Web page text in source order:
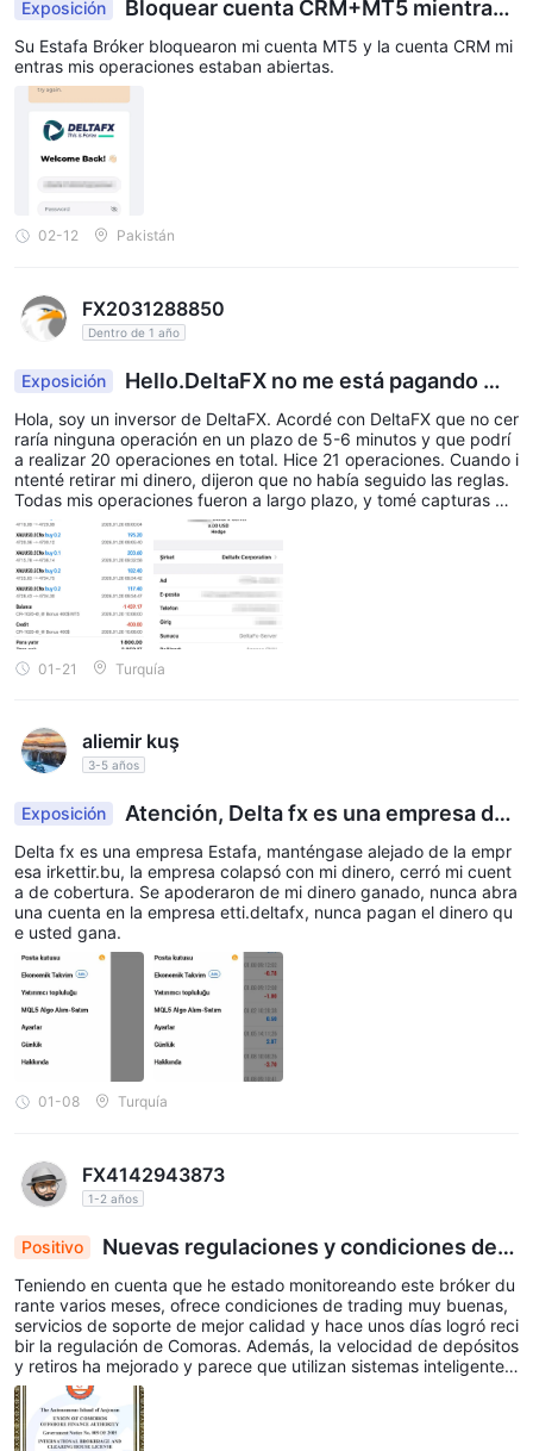
Exposición
Bloquear cuenta CRM+MT5 mientras l
as operaciones estaban activas
Su Estafa Bróker bloquearon mi cuenta MT5 y la cuenta CRM mi
entras mis operaciones estaban abiertas.
02-12 Pakistán
FX2031288850
Dentro de 1 año
Exposición
Hello.DeltaFX no me está pagando mi
dinero.
Hola, soy un inversor de DeltaFX. Acordé con DeltaFX que no cer
raría ninguna operación en un plazo de 5-6 minutos y que podrí
a realizar 20 operaciones en total. Hice 21 operaciones. Cuando i
ntenté retirar mi dinero, dijeron que no había seguido las reglas.
Todas mis operaciones fueron a largo plazo, y tomé capturas de
pantalla. ¿En qué empresa podemos confiar para invertir? Confis
caron mis 1459 USD y no me los están devolviendo.
01-21 Turquía
aliemir kuş
3-5 años
Exposición
Atención, Delta fx es una empresa de
Estafa calificada
Delta fx es una empresa Estafa, manténgase alejado de la empr
esa irkettir.bu, la empresa colapsó con mi dinero, cerró mi cuent
a de cobertura. Se apoderaron de mi dinero ganado, nunca abra
una cuenta en la empresa etti.deltafx, nunca pagan el dinero qu
e usted gana.
01-08 Turquía
FX4142943873
1-2 años
Positivo
Nuevas regulaciones y condiciones de n
egociación
Teniendo en cuenta que he estado monitoreando este bróker du
rante varios meses, ofrece condiciones de trading muy buenas,
servicios de soporte de mejor calidad y hace unos días logró reci
bir la regulación de Comoras. Además, la velocidad de depósitos
y retiros ha mejorado y parece que utilizan sistemas inteligentes
para monitorear a los traders, lo que les ha permitido liquidar los
retiros rápidamente. Estas son buenas señales.